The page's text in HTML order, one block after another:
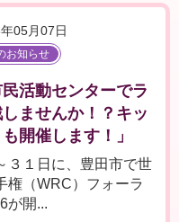
05月07日
お知らせ
民活動センターでラ
ませんか！？キッ
開催します！」
３１日に、豊田市で世
権（WRC）フォーラ
が開...